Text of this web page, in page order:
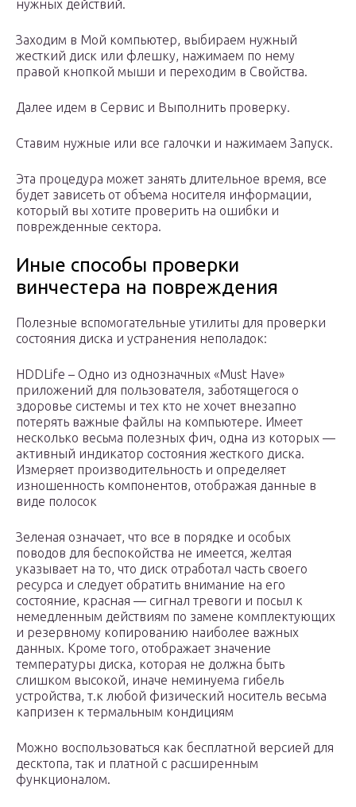
нужных действий.
Заходим в Мой компьютер, выбираем нужный
жесткий диск или флешку, нажимаем по нему
правой кнопкой мыши и переходим в Свойства.
Далее идем в Сервис и Выполнить проверку.
Ставим нужные или все галочки и нажимаем Запуск.
Эта процедура может занять длительное время, все
будет зависеть от объема носителя информации,
который вы хотите проверить на ошибки и
поврежденные сектора.
Иные способы проверки
винчестера на повреждения
Полезные вспомогательные утилиты для проверки
состояния диска и устранения неполадок:
HDDLife – Одно из однозначных «Must Have»
приложений для пользователя, заботящегося о
здоровье системы и тех кто не хочет внезапно
потерять важные файлы на компьютере. Имеет
несколько весьма полезных фич, одна из которых —
активный индикатор состояния жесткого диска.
Измеряет производительность и определяет
изношенность компонентов, отображая данные в
виде полосок
Зеленая означает, что все в порядке и особых
поводов для беспокойства не имеется, желтая
указывает на то, что диск отработал часть своего
ресурса и следует обратить внимание на его
состояние, красная — сигнал тревоги и посыл к
немедленным действиям по замене комплектующих
и резервному копированию наиболее важных
данных. Кроме того, отображает значение
температуры диска, которая не должна быть
слишком высокой, иначе неминуема гибель
устройства, т.к любой физический носитель весьма
капризен к термальным кондициям
Можно воспользоваться как бесплатной версией для
десктопа, так и платной с расширенным
функционалом.